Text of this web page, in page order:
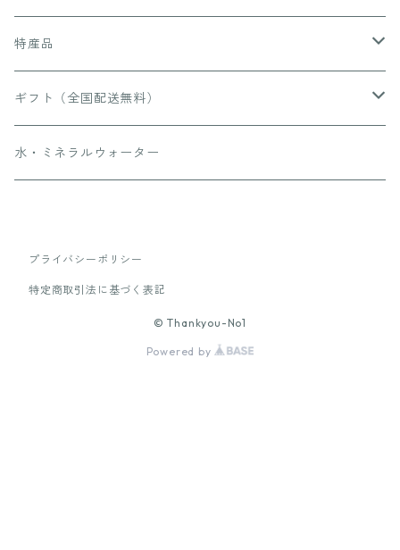
特産品
お肉
お惣菜
ギフト（全国配送無料）
カレー
唐揚げ
水・ミネラルウォーター
プライバシーポリシー
特定商取引法に基づく表記
© Thankyou-No1
Powered by